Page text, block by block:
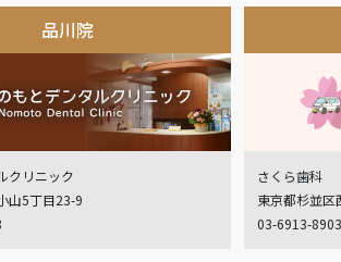
品川院
クリニック
山5丁目23-9
さくら歯科
東京都杉並区
03-6913-8903